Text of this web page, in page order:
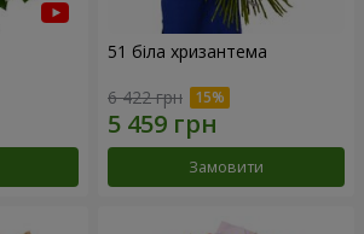
51 біла хризантема
6 422 грн
Замовити